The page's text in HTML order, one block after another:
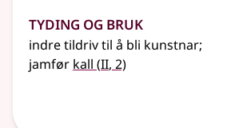
Tyding og bruk
indre tildriv til å bli kunstnar;
jamfør kall (2
II, 2)